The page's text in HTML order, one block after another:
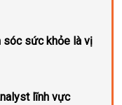
sóc sức khỏe là vị
lĩnh vực